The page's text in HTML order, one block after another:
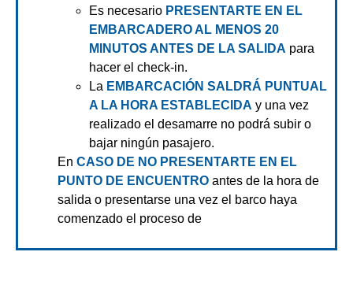
Es necesario PRESENTARTE EN EL
EMBARCADERO AL MENOS 20
MINUTOS ANTES DE LA SALIDA para
hacer el check-in.
La EMBARCACIÓN SALDRÁ PUNTUAL
A LA HORA ESTABLECIDA y una vez
realizado el desamarre no podrá subir o
bajar ningún pasajero.
En CASO DE NO PRESENTARTE EN EL
PUNTO DE ENCUENTRO antes de la hora de
salida o presentarse una vez el barco haya
comenzado el proceso de